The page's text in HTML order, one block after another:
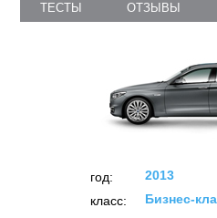
ТЕСТЫ ОТЗЫВЫ
год:
2013
класс:
Бизнес-